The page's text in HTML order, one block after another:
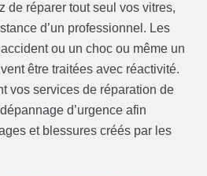
de réparer tout seul vos vitres,
d’un professionnel. Les
ou un choc ou même un
être traitées avec réactivité.
vos services de réparation de
d’urgence afin
et blessures créés par les